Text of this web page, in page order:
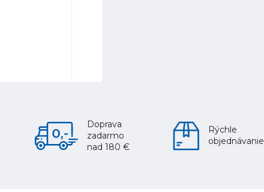
Doprava
zadarmo
nad 180 €
Rýchle
objednávanie